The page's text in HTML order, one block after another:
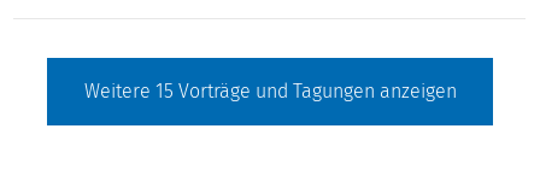
Weitere 15 Vorträge und Tagungen anzeigen